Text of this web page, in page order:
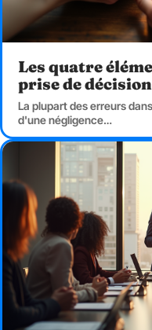
Les quatre
prise de décision
La plupart des erreurs
d'une négligence…